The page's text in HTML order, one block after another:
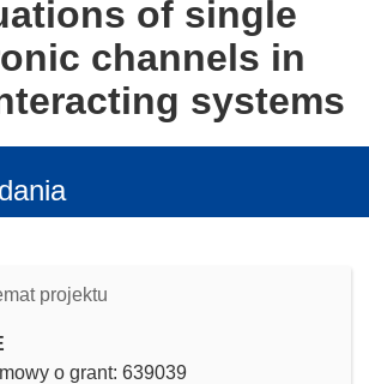
of single
channels in
systems
projektu
o grant: 639039